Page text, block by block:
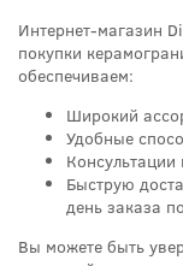
Интернет-магазин
покупки
обеспечиваем:
Широкий
Удобные
Быструю
день заказа
Вы можете быть